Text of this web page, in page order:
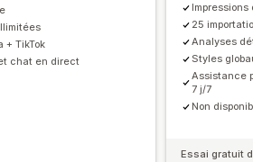
+ TikTok
chat en direct
25
Analyses
Styles
Assistance
7 j/7
Non
Essai gratuit